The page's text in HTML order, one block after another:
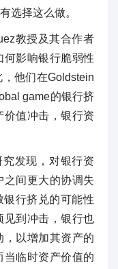
选择这么做。
教授及其合作者
何影响银行脆弱性
他们在Goldstein
game的银行挤
价值冲击，银行资
发现，对银行资
之间更大的协调失
银行挤兑的可能性
见到冲击，银行也
，以增加其资产的
当临时资产价值的